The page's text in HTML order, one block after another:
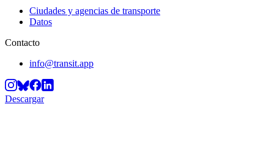
Ciudades y agencias de transporte
Datos
Contacto
info@transit.app
Descargar